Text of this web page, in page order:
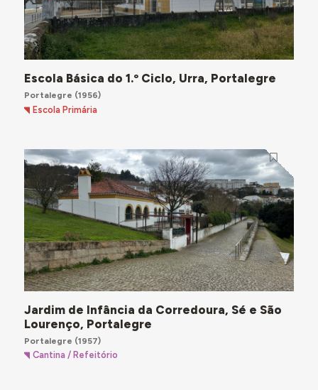
Escola Básica do 1.º Ciclo, Urra, Portalegre
Portalegre (1956)
Escola Primária
Jardim de Infância da Corredoura, Sé e São
Lourenço, Portalegre
Portalegre (1957)
Cantina / Refeitório